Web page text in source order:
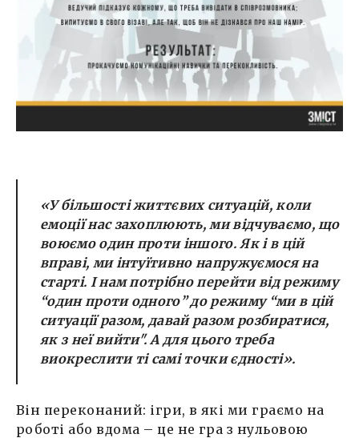
«У більшості життєвих ситуацій, коли
емоції нас захоплюють, ми відчуваємо, що
воюємо один проти іншого. Як і в цій
вправі, ми інтуїтивно напружуємося на
старті. І нам потрібно перейти від режиму
“один проти одного” до режиму “ми в цій
ситуації разом, давай разом розбиратися,
як з неї вийти". А для цього треба
виокреслити ті самі точки єдності».
Він переконаний: ігри, в які ми граємо на
роботі або вдома – це не гра з нульовою